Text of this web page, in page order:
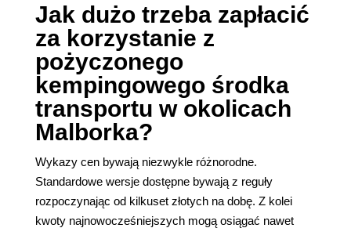
Jak dużo trzeba zapłacić
za korzystanie z
pożyczonego
kempingowego środka
transportu w okolicach
Malborka?
Wykazy cen bywają niezwykle różnorodne.
Standardowe wersje dostępne bywają z reguły
rozpoczynając od kilkuset złotych na dobę. Z kolei
kwoty najnowocześniejszych mogą osiągać nawet